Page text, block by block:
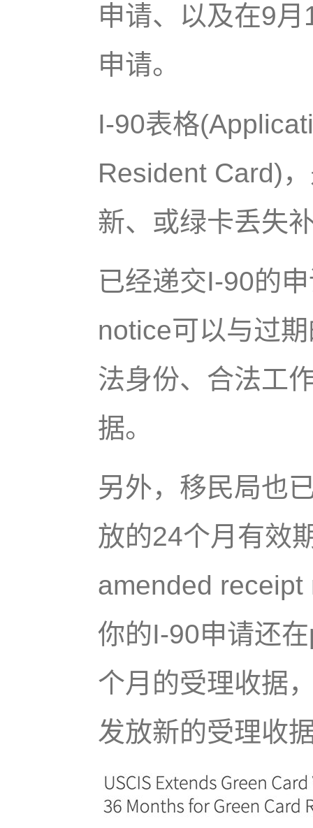
申请、以及在9
申请。
I-90表格
Resident Card)
新、或绿卡丢失
已经递交I-90的
notice可以与过
法身份、合法工
据。
另外，移民局也
放的24个月有效
amended
你的I-90申请还
个月的受理收据
发放新的受理收